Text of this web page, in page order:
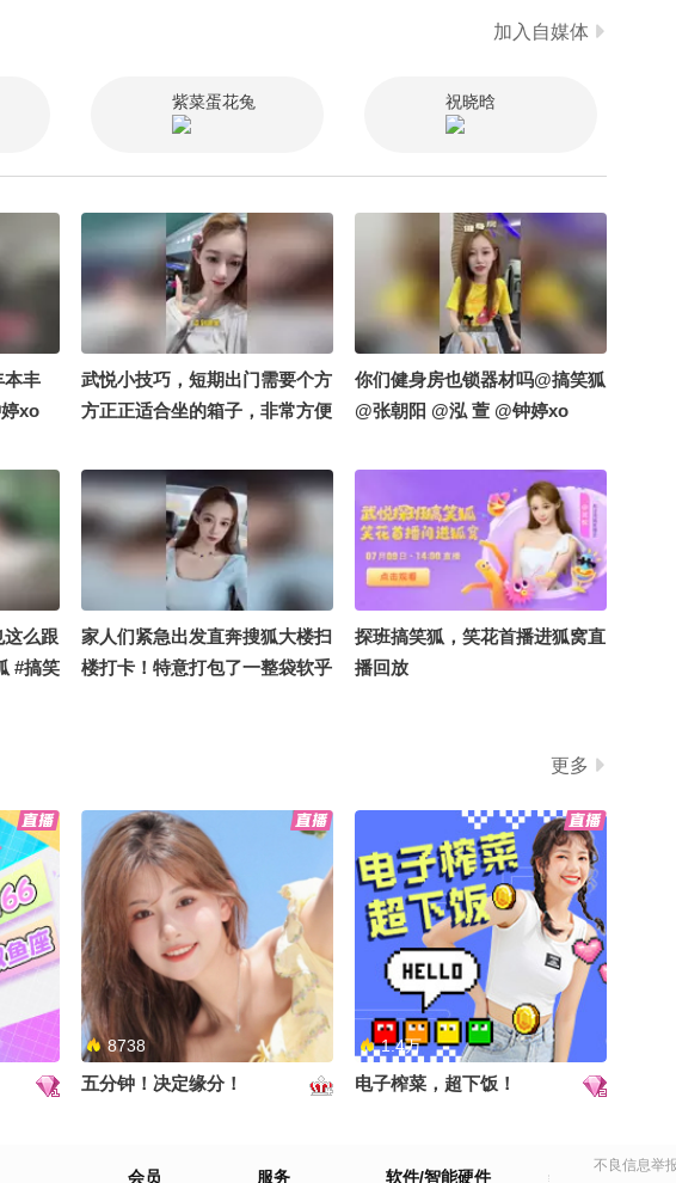
加入自媒体
紫菜蛋花兔 祝晓晗
本丰
xo
武悦小技巧，短期出门需要个方
方正正适合坐的箱子，非常方便
@搞笑狐
你们健身房也锁器材吗@搞笑狐
@张朝阳 @泓 萱 @钟婷xo
这么跟
#搞笑
家人们紧急出发直奔搜狐大楼扫
楼打卡！特意打包了一整袋软乎
探班搞笑狐，笑花首播进狐窝直
播回放
更多
8738
五分钟！决定缘分！
1.4万
电子榨菜，超下饭！
会员 服务 软件/智能硬件
不良信息举